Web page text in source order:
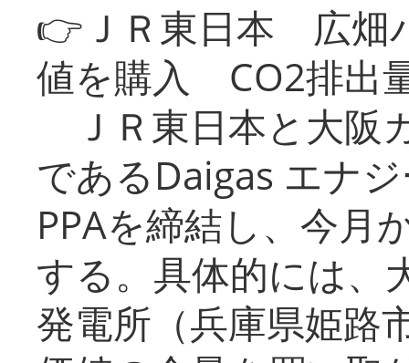
👉ＪＲ東日本 広畑
値を購入 CO2排出
ＪＲ東日本と大阪
であるDaigas エナ
PPAを締結し、今月
する。具体的には、
発電所（兵庫県姫路